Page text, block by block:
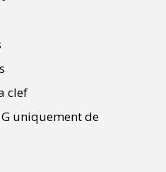
clef
uniquement de